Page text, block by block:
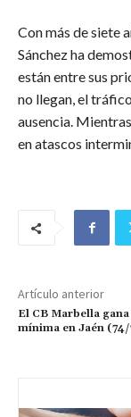
Con más de siete
Sánchez ha
están entre sus
no llegan, el
ausencia.
en atascos
Artículo anterior
El CB Marbella
mínima en Jaén (74/